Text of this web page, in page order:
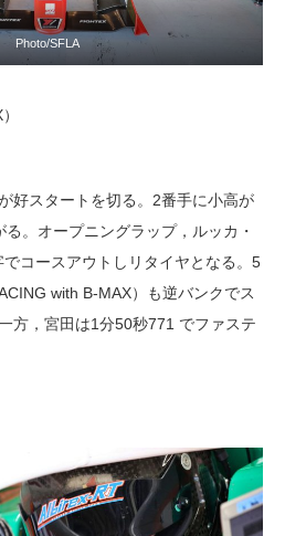
Photo/SFLA
好スタートを切る。2番手に小高が
る。オープニングラップ，ルッカ・
コースアウトしリタイヤとなる。5
with B-MAX）も逆バンクでス
方，宮田は1分50秒771 でファステ